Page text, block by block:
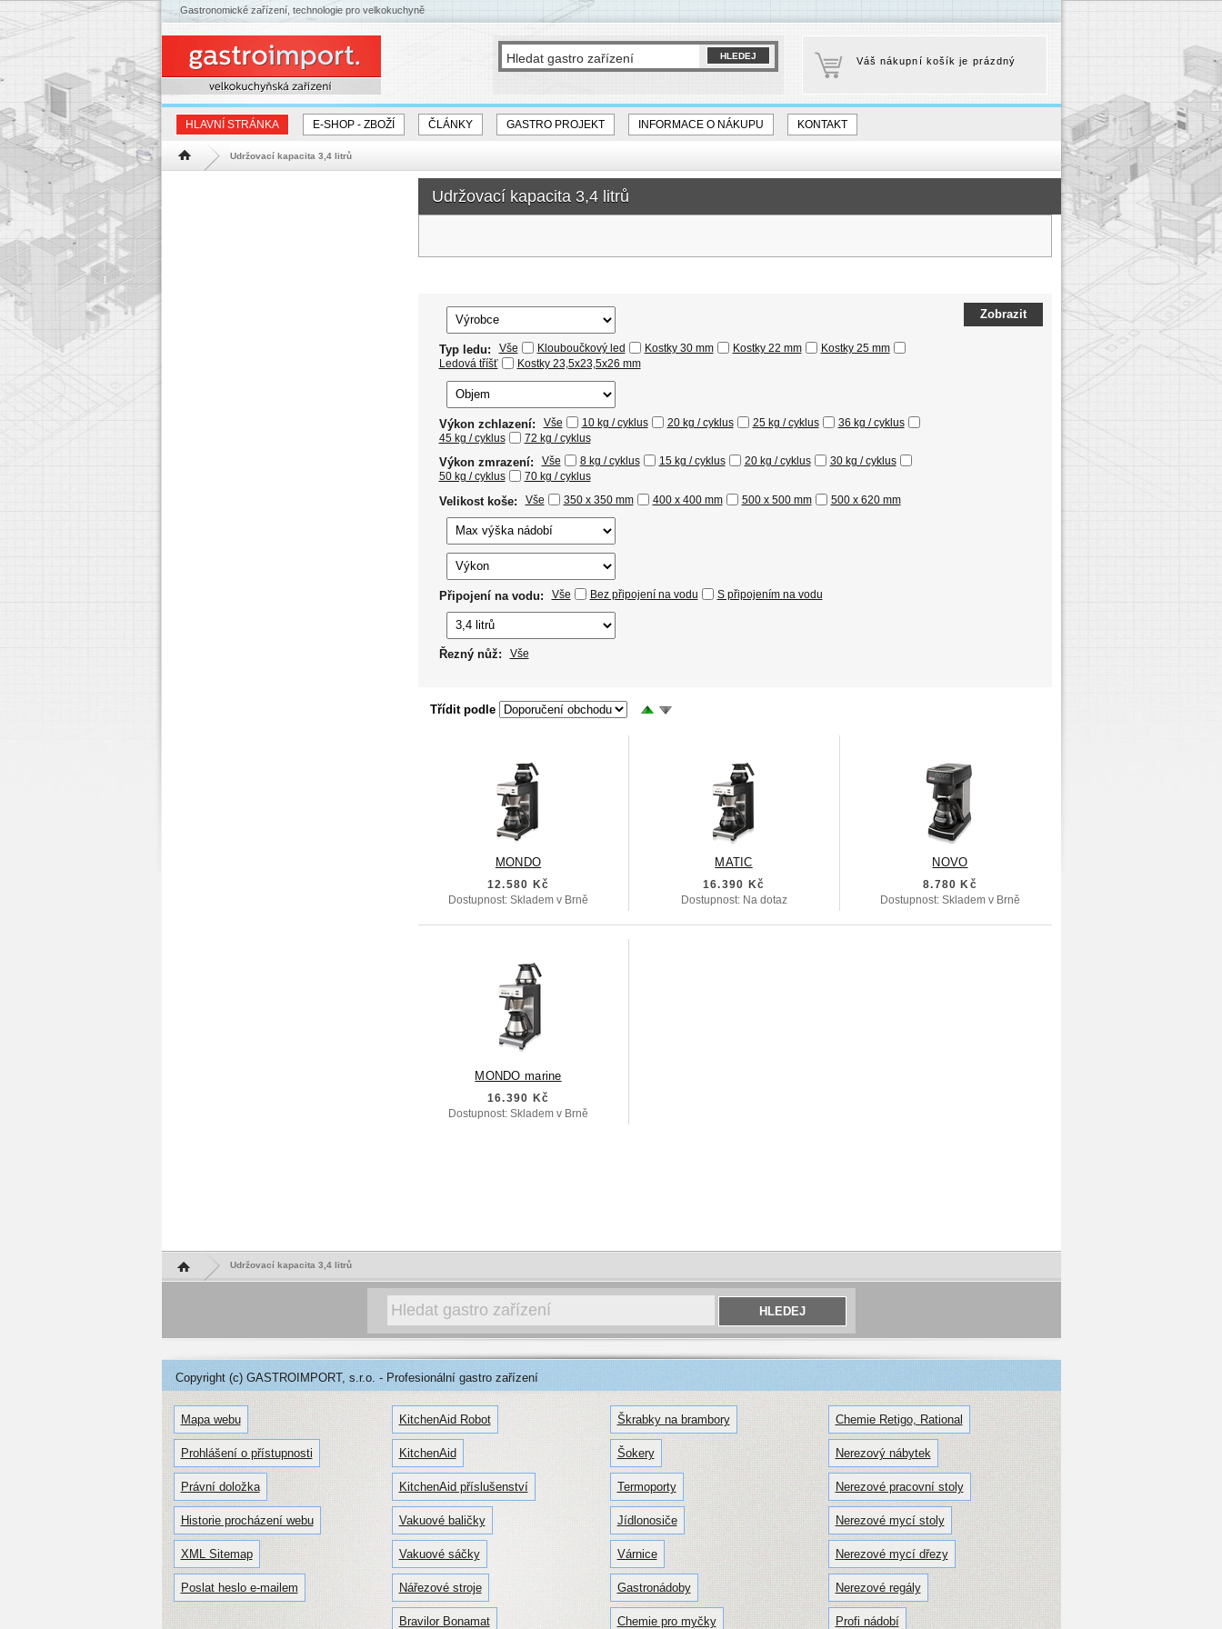
HLAVNÍ STRÁNKA E-SHOP - ZBOŽÍ ČLÁNKY GASTRO PROJEKT INFORMACE O NÁKUPU KONTAKT
Hlavní stránka Udržovací kapacita 3,4 litrů
Udržovací kapacita 3,4 litrů
Typ ledu: Vše Klouboučkový led Kostky 30 mm Kostky 22 mm
Kostky 25 mm
Ledová tříšť
Kostky 23,5x23,5x26 mm
Výkon zchlazení: Vše 10 kg / cyklus 20 kg / cyklus 25 kg / cyklus
36 kg / cyklus
45 kg / cyklus
72 kg / cyklus
Výkon zmrazení: Vše 8 kg / cyklus 15 kg / cyklus 20 kg / cyklus
30 kg / cyklus
50 kg / cyklus
70 kg / cyklus
Velikost koše: Vše 350 x 350 mm 400 x 400 mm 500 x 500 mm 500 x 620 mm
Připojení na vodu: Vše Bez připojení na vodu S připojením na vodu
Řezný nůž: Vše
Třídit podle
MONDO
12.580 Kč
Dostupnost: Skladem v Brně
MATIC
16.390 Kč
Dostupnost: Na dotaz
NOVO
8.780 Kč
Dostupnost: Skladem v Brně
MONDO marine
16.390 Kč
Dostupnost: Skladem v Brně
Gastronomické zařízení, technologie pro velkokuchyně
Váš nákupní košík je prázdný
Hlavní stránka Udržovací kapacita 3,4 litrů
Copyright (c) GASTROIMPORT, s.r.o. - Profesionální gastro zařízení
Mapa webu
Prohlášení o přístupnosti
Právní doložka
Historie procházení webu
XML Sitemap
Poslat heslo e-mailem
KitchenAid Robot
KitchenAid
KitchenAid příslušenství
Vakuové baličky
Vakuové sáčky
Nářezové stroje
Bravilor Bonamat
Škrabky na brambory
Šokery
Termoporty
Jídlonosiče
Várnice
Gastronádoby
Chemie pro myčky
Chemie Retigo, Rational
Nerezový nábytek
Nerezové pracovní stoly
Nerezové mycí stoly
Nerezové mycí dřezy
Nerezové regály
Profi nádobí